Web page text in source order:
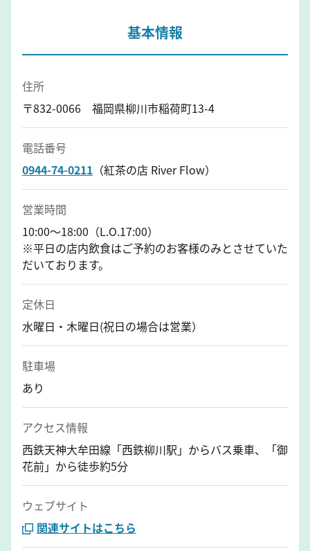
基本情報
住所
〒832-0066 福岡県柳川市稲荷町13-4
電話番号
0944-74-0211 （紅茶の店 River Flow）
営業時間
10:00～18:00（L.O.17:00）
※平日の店内飲食はご予約のお客様のみとさせていた
だいております。
定休日
水曜日・木曜日(祝日の場合は営業）
駐車場
あり
アクセス情報
西鉄天神大牟田線「西鉄柳川駅」からバス乗車、「御
花前」から徒歩約5分
ウェブサイト
関連サイトはこちら